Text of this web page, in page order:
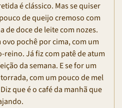
é clássico. Mas se quiser
de queijo cremoso com
de doce de leite com nozes.
ovo pochê por cima, com um
Já fiz com patê de atum
da semana. E se for um
com um pouco de mel
que é o café da manhã que